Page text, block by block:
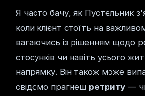
Я часто бачу, як Пустельник
коли клієнт стоїть на
вагаючись із рішенням щодо
стосунків чи навіть усього
напрямку. Він також може
свідомо прагнеш ретриту —